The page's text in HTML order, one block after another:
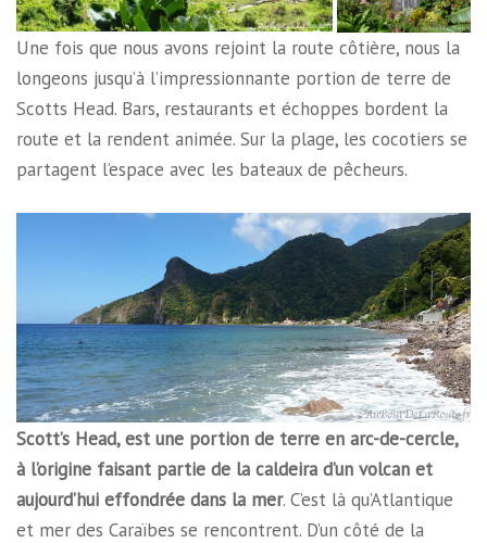
Une fois que nous avons rejoint la route côtière, nous la
longeons jusqu’à l’impressionnante portion de terre de
Scotts Head. Bars, restaurants et échoppes bordent la
route et la rendent animée. Sur la plage, les cocotiers se
partagent l’espace avec les bateaux de pêcheurs.
Scott’s Head, est une portion de terre en arc-de-cercle,
à l’origine faisant partie de la caldeira d’un volcan et
aujourd’hui effondrée dans la mer. C’est là qu’Atlantique
et mer des Caraïbes se rencontrent. D’un côté de la